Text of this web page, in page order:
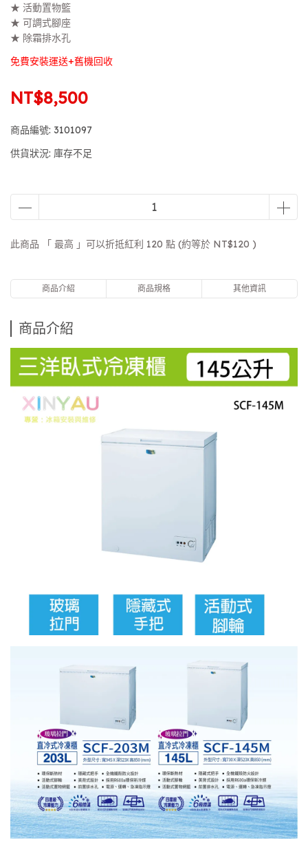
★ 活動置物籃
★ 可調式腳座
★ 除霜排水孔
免費安裝運送+舊機回收
NT$8,500
商品編號: 3101097
供貨狀況: 庫存不足
此商品 「 最高 」可以折抵紅利 120 點 (約等於 NT$120 )
商品介紹 商品規格 其他資訊
商品介紹